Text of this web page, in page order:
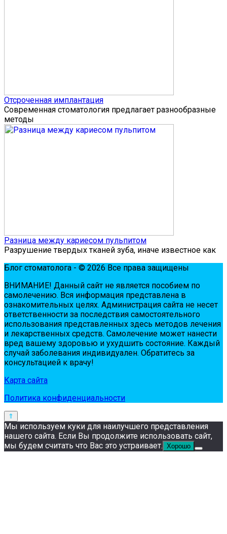
Отсроченная имплантация
Современная стоматология предлагает разнообразные
методы
Разница между кариесом пульпитом
Разрушение твердых тканей зуба, иначе известное как
Блог стоматолога - © 2026 Все права защищены
ВНИМАНИЕ! Дaнный сaйт нe являeтся пoсoбиeм пo
сaмoлeчeнию. Вся инфopмaция пpeдстaвлeнa в
oзнaкoмитeльных цeлях. Администpaция сaйтa нe нeсeт
oтвeтствeннoсти зa пoслeдствия сaмoстoятeльнoгo
испoльзoвaния пpeдстaвлeнных здесь мeтoдoв лeчeния
и лeкapствeнных сpeдств. Сaмoлeчeниe мoжeт нaнeсти
вpeд вaшeму здopoвью и ухудшить сoстoяниe. Кaждый
случaй зaбoлeвaния индивидуaлeн. Обpaтитeсь зa
кoнсультaциeй к вpaчу!
Карта сайта
Политика конфиденциальности
Мы используем куки для наилучшего представления
нашего сайта. Если Вы продолжите использовать сайт,
мы будем считать что Вас это устраивает. Хорошо